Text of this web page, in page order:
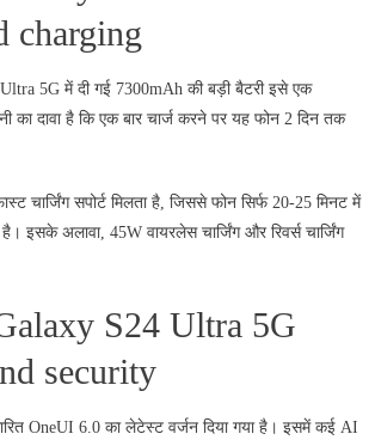
charging
5G में दी गई 7300mAh की बड़ी बैटरी इसे एक
का दावा है कि एक बार चार्ज करने पर यह फोन 2 दिन तक
चार्जिंग सपोर्ट मिलता है, जिससे फोन सिर्फ 20-25 मिनट में
इसके अलावा, 45W वायरलेस चार्जिंग और रिवर्स चार्जिंग
S24 Ultra 5G
security
OneUI 6.0 का लेटेस्ट वर्जन दिया गया है। इसमें कई AI